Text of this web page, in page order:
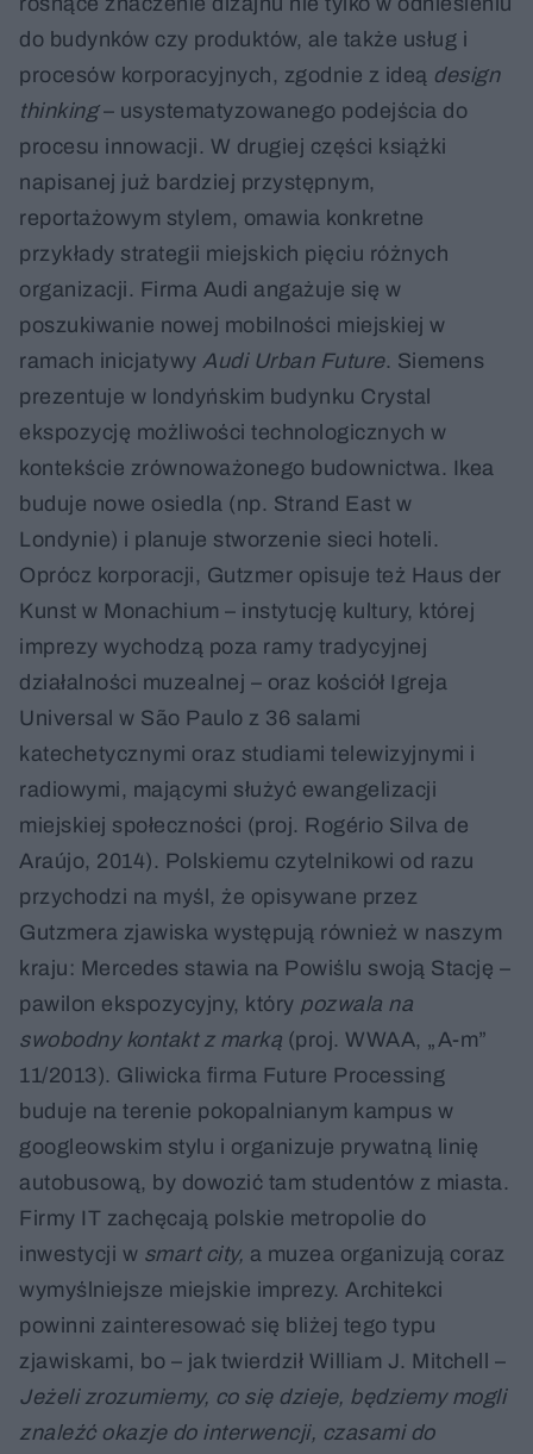
do budynków czy produktów, ale także usług i
procesów korporacyjnych, zgodnie z ideą design
thinking– usystematyzowanego podejścia do
procesu innowacji. W drugiej części książki
napisanej już bardziej przystępnym,
reportażowym stylem, omawia konkretne
przykłady strategii miejskich pięciu różnych
organizacji. Firma Audi angażuje się w
poszukiwanie nowej mobilności miejskiej w
ramach inicjatywy Audi Urban Future. Siemens
prezentuje w londyńskim budynku Crystal
ekspozycję możliwości technologicznych w
kontekście zrównoważonego budownictwa. Ikea
buduje nowe osiedla (np. Strand East w
Londynie) i planuje stworzenie sieci hoteli.
Oprócz korporacji, Gutzmer opisuje też Haus der
Kunst w Monachium – instytucję kultury, której
imprezy wychodzą poza ramy tradycyjnej
działalności muzealnej – oraz kościół Igreja
Universal w São Paulo z 36 salami
katechetycznymi oraz studiami telewizyjnymi i
radiowymi, mającymi służyć ewangelizacji
miejskiej społeczności (proj. Rogério Silva de
Araújo, 2014). Polskiemu czytelnikowi od razu
przychodzi na myśl, że opisywane przez
Gutzmera zjawiska występują również w naszym
kraju: Mercedes stawia na Powiślu swoją Stację –
pawilon ekspozycyjny, który pozwala na
swobodny kontakt z marką (proj. WWAA, „A-m”
11/2013). Gliwicka firma Future Processing
buduje na terenie pokopalnianym kampus w
googleowskim stylu i organizuje prywatną linię
autobusową, by dowozić tam studentów z miasta.
Firmy IT zachęcają polskie metropolie do
inwestycji w smart city, a muzea organizują coraz
wymyślniejsze miejskie imprezy. Architekci
powinni zainteresować się bliżej tego typu
zjawiskami, bo – jak twierdził William J. Mitchell –
Jeżeli zrozumiemy, co się dzieje, będziemy mogli
znaleźć okazje do interwencji, czasami do